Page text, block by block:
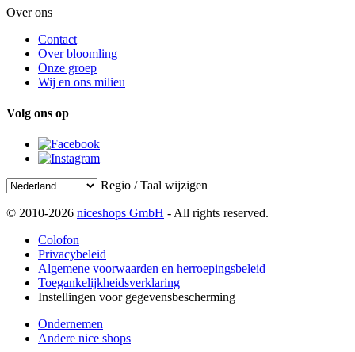
Over ons
Contact
Over bloomling
Onze groep
Wij en ons milieu
Volg ons op
Regio / Taal wijzigen
© 2010-2026 niceshops GmbH - All rights reserved.
Colofon
Privacybeleid
Algemene voorwaarden en herroepingsbeleid
Toegankelijkheidsverklaring
Instellingen voor gegevensbescherming
Ondernemen
Andere nice shops